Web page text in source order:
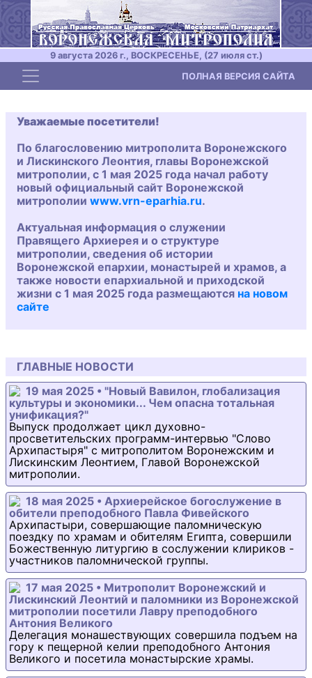
9 августа 2026 г., ВОСКРЕСЕНЬЕ, (27 июля ст.)
Toggle navigation ПОЛНАЯ ВЕРСИЯ САЙТА
Уважаемые посетители!
По благословению митрополита Воронежского
и Лискинского Леонтия, главы Воронежской
митрополии, с 1 мая 2025 года начал работу
новый официальный сайт Воронежской
митрополии www.vrn-eparhia.ru.
Актуальная информация о служении
Правящего Архиерея и о структуре
митрополии, сведения об истории
Воронежской епархии, монастырей и храмов, а
также новости епархиальной и приходской
жизни с 1 мая 2025 года размещаются на новом
сайте
ГЛАВНЫЕ НОВОСТИ
19 мая 2025 • "Новый Вавилон, глобализация
культуры и экономики... Чем опасна тотальная
унификация?"
Выпуск продолжает цикл духовно-
просветительских программ-интервью "Слово
Архипастыря" с митрополитом Воронежским и
Лискинским Леонтием, Главой Воронежской
митрополии.
18 мая 2025 • Архиерейское богослужение в
обители преподобного Павла Фивейского
Архипастыри, совершающие паломническую
поездку по храмам и обителям Египта, совершили
Божественную литургию в сослужении клириков -
участников паломнической группы.
17 мая 2025 • Митрополит Воронежский и
Лискинский Леонтий и паломники из Воронежской
митрополии посетили Лавру преподобного
Антония Великого
Делегация монашествующих совершила подъем на
гору к пещерной келии преподобного Антония
Великого и посетила монастырские храмы.